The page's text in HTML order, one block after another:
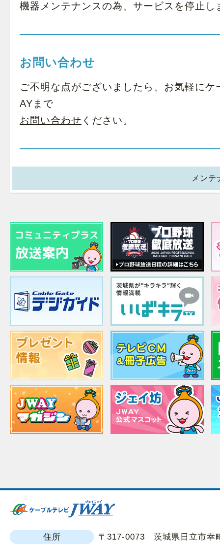
機器メンテナンスの為、サービスを停止し
お問い合わせ
ご不明な点がございましたら、お気軽にケ
AYまで
お問い合わせ ください。
メン
住所 〒317-0073 茨城県日立市幸